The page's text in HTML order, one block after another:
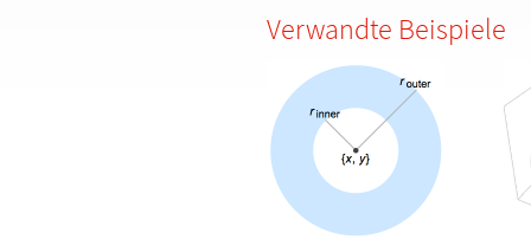
Verwandte Beispiele